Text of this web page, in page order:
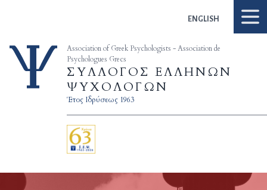
ENGLISH
Association of Greek Psychologists - Association de
Psychologues Grecs
ΣΥΛΛΟΓΟΣ ΕΛΛΗΝΩΝ
ΨΥΧΟΛΟΓΩΝ
Έτος Ιδρύσεως 1963